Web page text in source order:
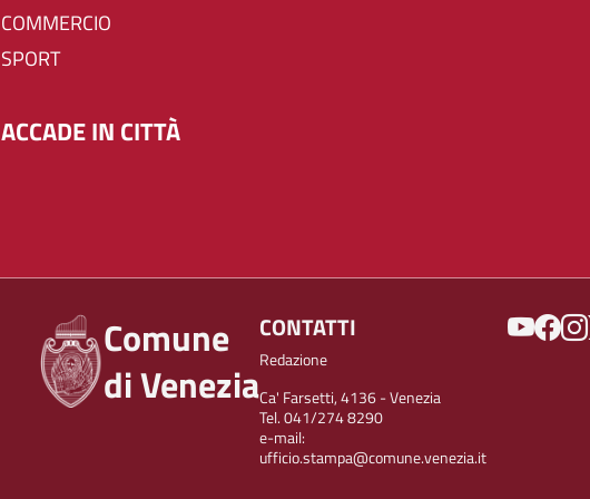
COMMERCIO
SPORT
ACCADE IN CITTÀ
Comune
di Venezia
CONTATTI
Redazione
Ca' Farsetti, 4136 - Venezia
Tel. 041/274 8290
e-mail:
ufficio.stampa@comune.venezia.it